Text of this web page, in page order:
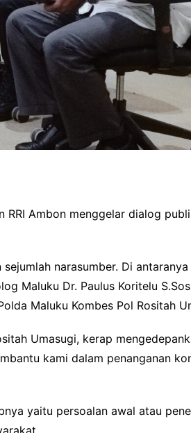
RRI Ambon menggelar dialog
narasumber. Di antaranya
Maluku Dr. Paulus Koritelu
Maluku Kombes Pol Rositah
Umasugi, kerap
kami dalam penanganan
yaitu persoalan awal atau